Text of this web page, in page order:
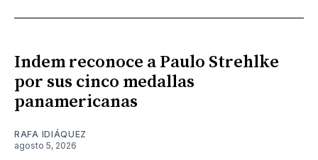
Indem reconoce a Paulo Strehlke
por sus cinco medallas
panamericanas
RAFA IDIÁQUEZ
agosto 5, 2026